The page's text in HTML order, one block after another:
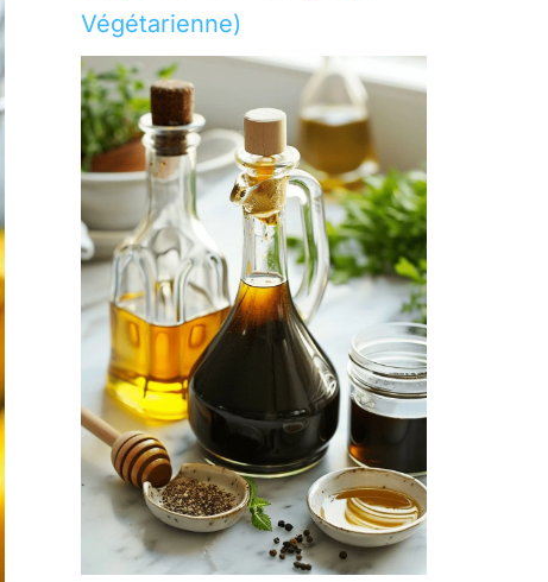
Végétarienne)